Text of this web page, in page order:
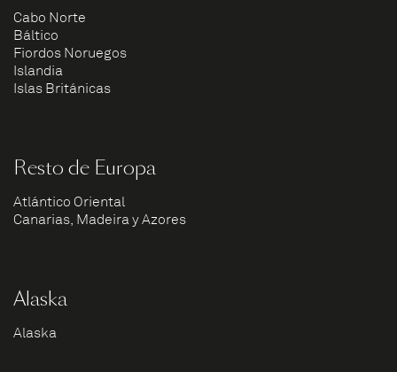
Cabo Norte
Báltico
Fiordos Noruegos
Islandia
Islas Británicas
Resto de Europa
Atlántico Oriental
Canarias, Madeira y Azores
Alaska
Alaska